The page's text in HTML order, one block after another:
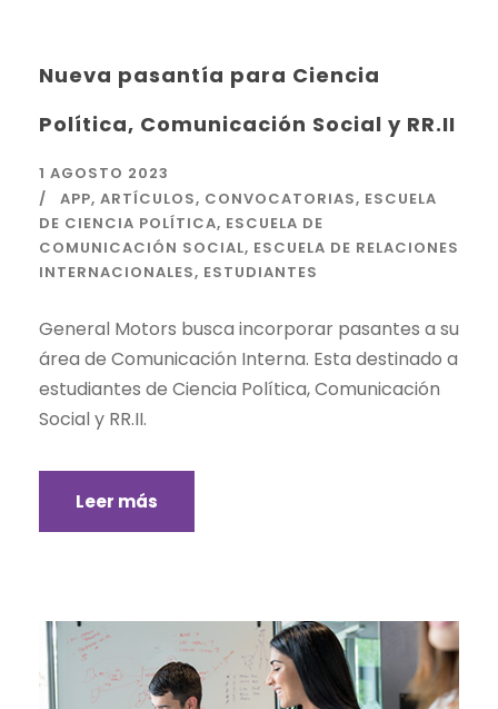
Nueva pasantía para Ciencia
Política, Comunicación Social y RR.II
1 AGOSTO 2023
APP, ARTÍCULOS, CONVOCATORIAS, ESCUELA
DE CIENCIA POLÍTICA, ESCUELA DE
COMUNICACIÓN SOCIAL, ESCUELA DE RELACIONES
INTERNACIONALES, ESTUDIANTES
General Motors busca incorporar pasantes a su
área de Comunicación Interna. Esta destinado a
estudiantes de Ciencia Política, Comunicación
Social y RR.II.
Leer más